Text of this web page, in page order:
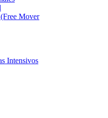
Mover
Intensivos